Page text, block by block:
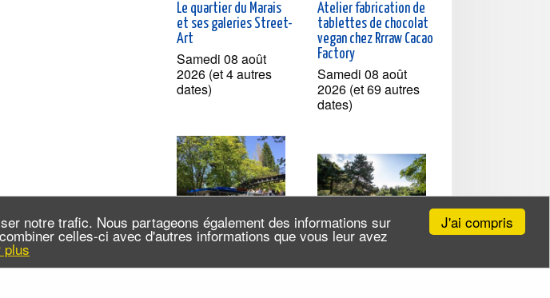
J'ai compris
notre trafic. Nous partageons également des informations sur
celles-ci avec d'autres informations que vous leur avez
plus
Le quartier du Marais
et ses galeries Street-
Art
Samedi 08 août
2026 (et 4 autres
dates)
Atelier fabrication de
tablettes de chocolat
vegan chez Rrraw Cacao
Factory
Samedi 08 août
2026 (et 69 autres
dates)
découverte du Canal
l'Ile-Saint-Denis